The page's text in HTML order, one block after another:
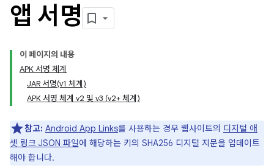
앱 서명
이 페이지의 내용
APK 서명 체계
JAR 서명(v1 체계)
APK 서명 체계 v2 및 v3 (v2+ 체계)
참고: Android App Links를 사용하는 경우 웹사이트의 디지털 애
셋 링크 JSON 파일에 해당하는 키의 SHA256 디지털 지문을 업데이트
해야 합니다.